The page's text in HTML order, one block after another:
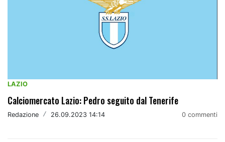
LAZIO
Calciomercato Lazio: Pedro seguito dal Tenerife
Redazione / 26.09.2023 14:14 0 commenti